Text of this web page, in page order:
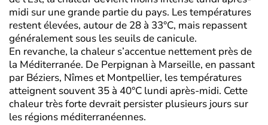
midi sur une grande partie du pays. Les températures
restent élevées, autour de 28 à 33°C, mais repassent
généralement sous les seuils de canicule.
En revanche, la chaleur s’accentue nettement près de
la Méditerranée. De Perpignan à Marseille, en passant
par Béziers, Nîmes et Montpellier, les températures
atteignent souvent 35 à 40°C lundi après-midi. Cette
chaleur très forte devrait persister plusieurs jours sur
les régions méditerranéennes.